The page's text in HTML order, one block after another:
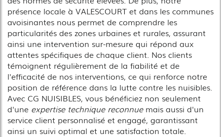
présence locale à VALESCOURT et dans les communes
avoisinantes nous permet de comprendre les
particularités des zones urbaines et rurales, assurant
ainsi une intervention sur-mesure qui répond aux
attentes spécifiques de chaque client. Nos clients
témoignent régulièrement de la fiabilité et de
l'efficacité de nos interventions, ce qui renforce notre
position de référence dans la lutte contre les nuisibles.
Avec CG NUISIBLES, vous bénéficiez non seulement
d'une expertise technique reconnuemais aussi d'un
service client personnalisé et engagé, garantissant
ainsi un suivi optimal et une satisfaction totale.